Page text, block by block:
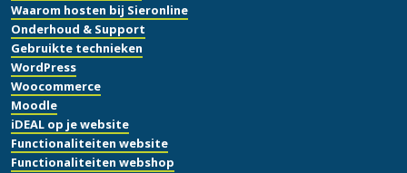
Waarom hosten bij Sieronline
Onderhoud & Support
Gebruikte technieken
WordPress
Woocommerce
Moodle
iDEAL op je website
Functionaliteiten website
Functionaliteiten webshop